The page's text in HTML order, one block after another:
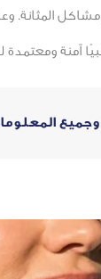
آمنة ومعتمدة